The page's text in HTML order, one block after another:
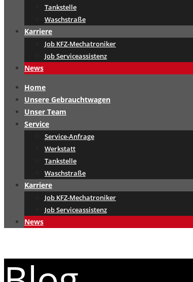
Tankstelle
Waschstraße
Karriere
Job KFZ-Mechatroniker
Job Serviceassistenz
News
Home
Unsere Gebrauchtwagen
Unser Team
Service
Service-Anfrage
Werkstatt
Tankstelle
Waschstraße
Karriere
Job KFZ-Mechatroniker
Job Serviceassistenz
News